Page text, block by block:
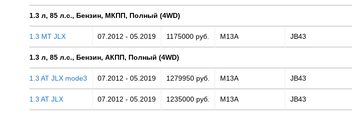
1.3 л, 85 л.с., Бензин, МКПП, Полный (4WD)
1.3 MT JLX 07.2012 - 05.2019 1175000 руб. M13A JB43
1.3 л, 85 л.с., Бензин, АКПП, Полный (4WD)
1.3 AT JLX mode3 07.2012 - 05.2019 1279950 руб. M13A JB43
1.3 AT JLX 07.2012 - 05.2019 1235000 руб. M13A JB43